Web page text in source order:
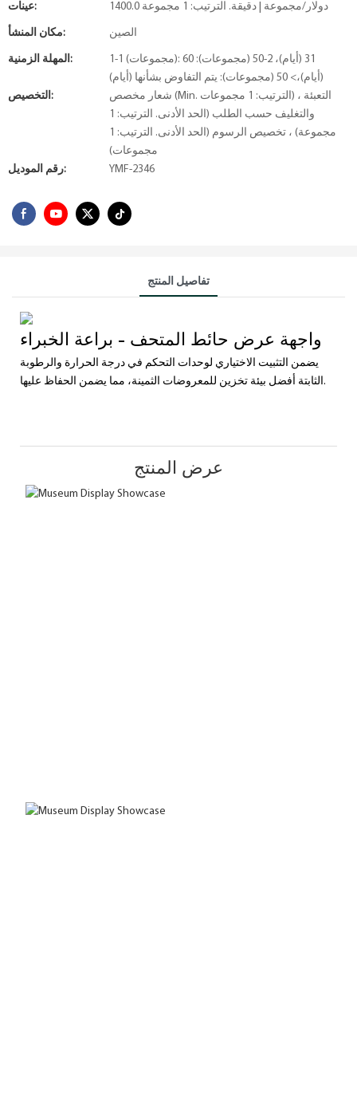
عينات:
1400.0 دولار/مجموعة | دقيقة. الترتيب: 1 مجموعة
مكان المنشأ: الصين
المهلة الزمنية:
1-1 (مجموعات): 31 (أيام)، 2-50 (مجموعات): 60
(أيام)،> 50 (مجموعات): يتم التفاوض بشأنها (أيام)
التخصيص:
شعار مخصص (Min. الترتيب: 1 مجموعات) ، التعبئة
والتغليف حسب الطلب (الحد الأدنى. الترتيب: 1
مجموعة) ، تخصيص الرسوم (الحد الأدنى. الترتيب: 1
مجموعات)
رقم الموديل:
YMF-2346
تفاصيل المنتج
واجهة عرض حائط المتحف - براعة الخبراء
يضمن التثبيت الاختياري لوحدات التحكم في درجة الحرارة والرطوبة
الثابتة أفضل بيئة تخزين للمعروضات الثمينة، مما يضمن الحفاظ عليها.
عرض المنتج